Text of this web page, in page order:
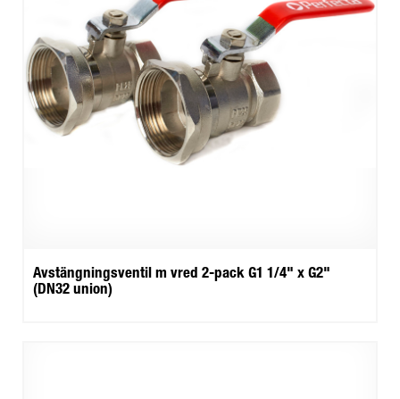
Avstängningsventil m vred 2-pack G1 1/4" x G2"
(DN32 union)